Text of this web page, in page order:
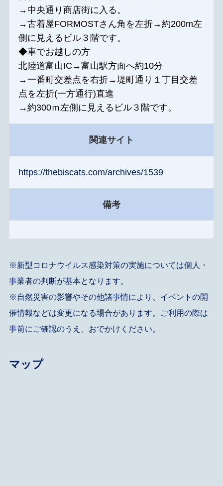
→中央通り商店街に入る。
→古着屋FORMOSTさん角を左折→約200m左
側に見えるビル３階です。
◆車でお越しの方
北陸道富山IC→富山駅方面へ約10分
→一番町交差点を右折→堤町通り１丁目交差
点を左折(一方通行)直進
→約300ｍ左側に見えるビル３階です。
関連サイト
https://thebiscats.com/archives/1539
備考
※新型コロナウイルス感染対策の実施については個人・
事業者の判断が基本となります。
※自然災害の影響やその他諸事情により、イベントの開
催情報などは変更になる場合があります。ご利用の際は
事前にご確認のうえ、おでかけください。
マップ